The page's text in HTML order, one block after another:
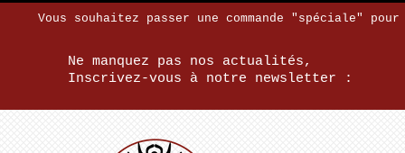
Vous souhaitez passer une commande "spéciale"
Ne manquez pas nos actualités,
Inscrivez-vous à notre newsletter :